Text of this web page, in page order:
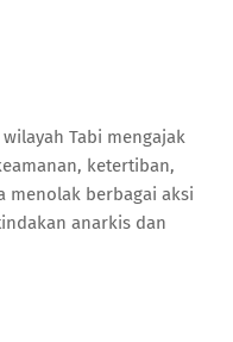
Tabi mengajak
ketertiban,
menolak berbagai aksi
anarkis dan